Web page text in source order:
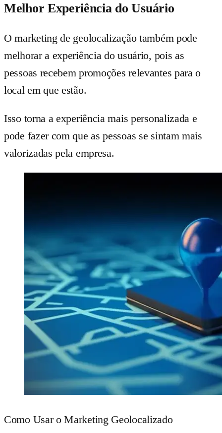
Melhor Experiência do Usuário
O marketing de geolocalização também pode
melhorar a experiência do usuário, pois as
pessoas recebem promoções relevantes para o
local em que estão.
Isso torna a experiência mais personalizada e
pode fazer com que as pessoas se sintam mais
valorizadas pela empresa.
Como Usar o Marketing Geolocalizado